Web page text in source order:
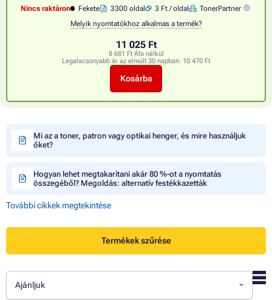
Nincs raktáron Fekete 3300 oldal 3 Ft / oldal
TonerPartner
Melyik nyomtatókhoz alkalmas a termék?
11 025 Ft
8 681 Ft Áfa nélkül
Legalacsonyabb ár az elmúlt 30 napban: 10 470 Ft
Kosárba
Mi az a toner, patron vagy optikai henger, és mire használjuk
őket?
Hogyan lehet megtakarítani akár 80 %-ot a nyomtatás
összegéből? Megoldás: alternatív festékkazetták
További cikkek megtekintése
Termékek szűrése
Ajánljuk